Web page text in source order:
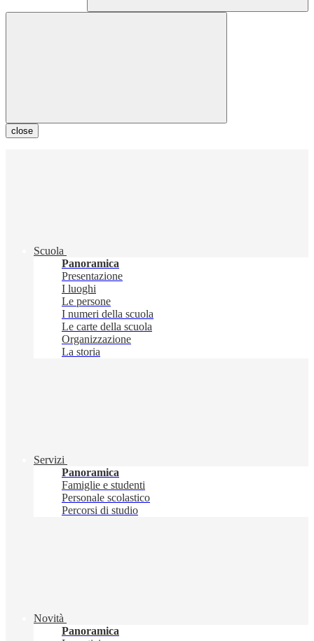
close
Scuola
Panoramica
Presentazione
I luoghi
Le persone
I numeri della scuola
Le carte della scuola
Organizzazione
La storia
Servizi
Panoramica
Famiglie e studenti
Personale scolastico
Percorsi di studio
Novità
Panoramica